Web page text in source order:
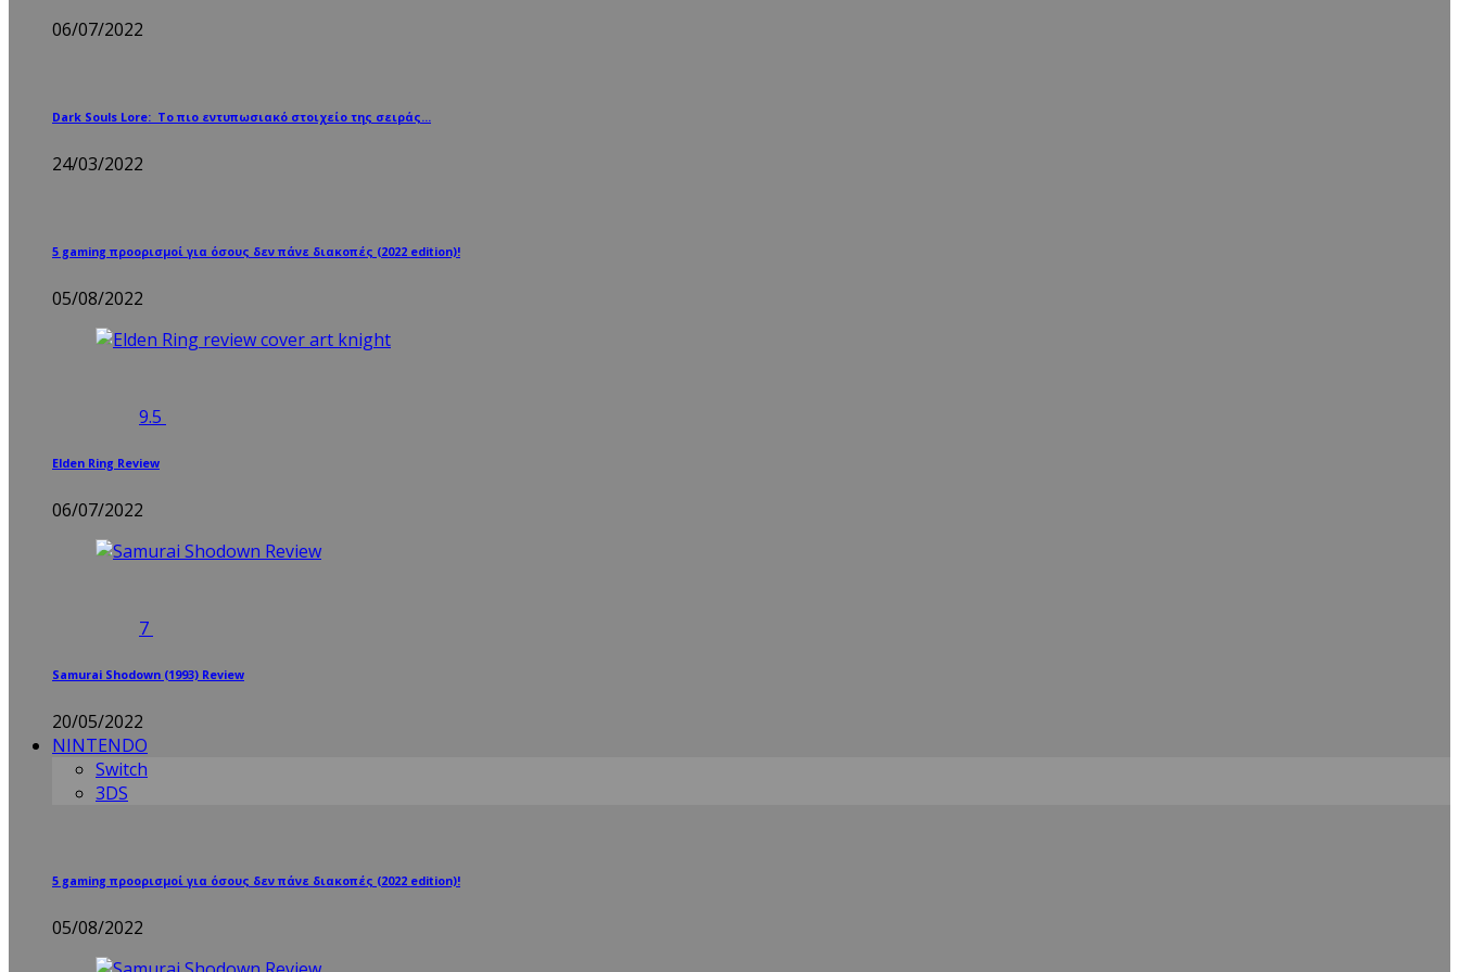
06/07/2022
Dark Souls Lore: Το πιο εντυπωσιακό στοιχείο της σειράς…
24/03/2022
5 gaming προορισμοί για όσους δεν πάνε διακοπές (2022 edition)!
05/08/2022
9.5
Elden Ring Review
06/07/2022
7
Samurai Shodown (1993) Review
20/05/2022
NINTENDO
Switch
3DS
5 gaming προορισμοί για όσους δεν πάνε διακοπές (2022 edition)!
05/08/2022